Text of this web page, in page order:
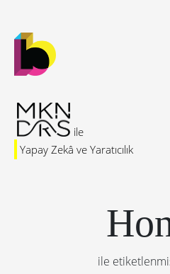
Yapay Zekâ ve Yaratıcılık
ile